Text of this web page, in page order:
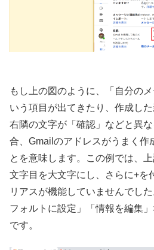
もし上の図のように、「自分の
いう項目が出てきたり、作成し
右隣の文字が「確認」などと異
合、Gmailのアドレスがうまく作
とを意味します。この例では、
文字目を大文字にし、さらに+を
リアスが機能していませんでし
フォルトに設定」「情報を編集
です。